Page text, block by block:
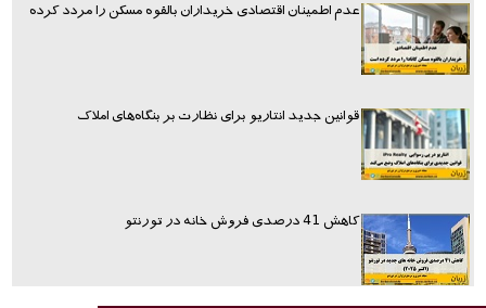
عدم اطمینان اقتصادی خریداران بالقوه مسکن را مردد کرده
قوانین جدید انتاریو برای نظارت بر بنگاه‌های املاک
کاهش 41 درصدی فروش خانه در تورنتو